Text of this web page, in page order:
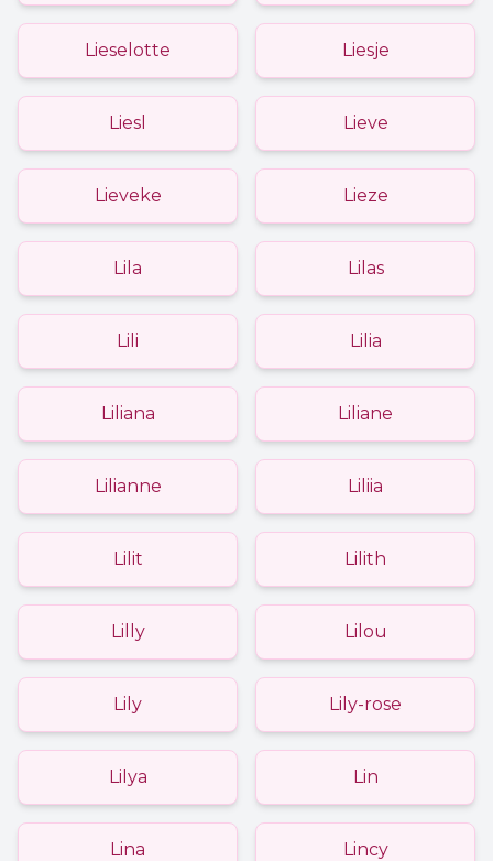
Lieselotte Liesje
Liesl Lieve
Lieveke Lieze
Lila Lilas
Lili Lilia
Liliana Liliane
Lilianne Liliia
Lilit Lilith
Lilly Lilou
Lily Lily-rose
Lilya Lin
Lina Lincy